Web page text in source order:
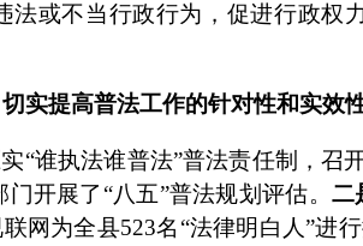
法或不当行政行为，促进行政权
实提高普法工作的针对性和实效性
“谁执法谁普法”普法责任制，召
门开展了“八五”普法规划评估。 二
网为全县523名“法律明白人”进